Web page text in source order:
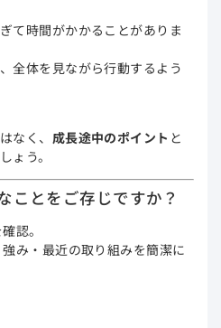
て時間がかかることがありま
全体を見ながら行動するよう
なく、 成長途中のポイント と
ょう。
とをご存じですか？
認。
み・最近の取り組みを簡潔に